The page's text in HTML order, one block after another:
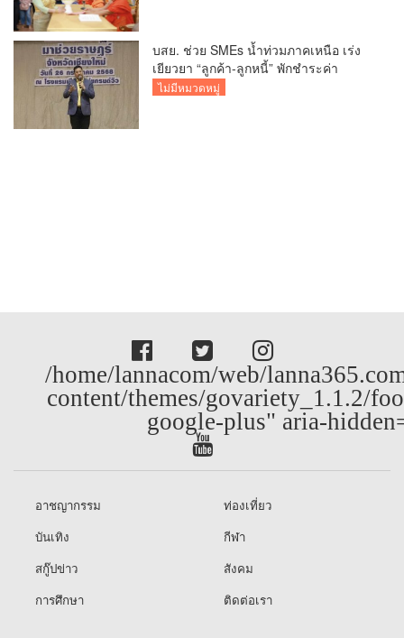
บสย. ช่วย SMEs น้ำท่วมภาคเหนือ เร่ง
เยียวยา “ลูกค้า-ลูกหนี้” พักชำระค่า
ธรรมเนียม-ค่างวด
ไม่มีหมวดหมู่
/home/lannacom/web/
content/themes/govariety_1.1.2/
google-plus" aria-
อาชญากรรม
ท่องเที่ยว
บันเทิง
กีฬา
สกู๊ปข่าว
สังคม
การศึกษา
ติดต่อเรา